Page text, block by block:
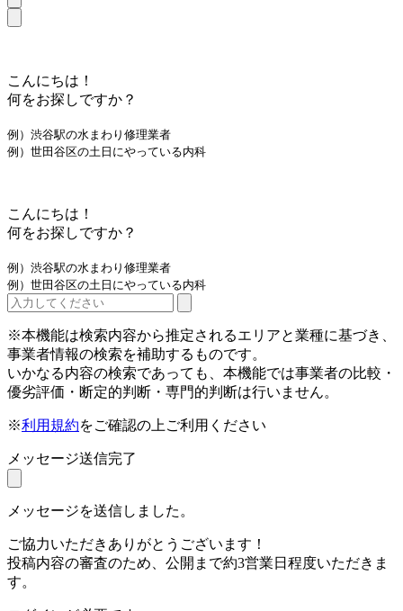
こんにちは！
何をお探しですか？
例）渋谷駅の水まわり修理業者
例）世田谷区の土日にやっている内科
こんにちは！
何をお探しですか？
例）渋谷駅の水まわり修理業者
例）世田谷区の土日にやっている内科
※本機能は検索内容から推定されるエリアと業種に基づき、
事業者情報の検索を補助するものです。
いかなる内容の検索であっても、本機能では事業者の比較・
優劣評価・断定的判断・専門的判断は行いません。
※利用規約をご確認の上ご利用ください
メッセージ送信完了
メッセージを送信しました。
ご協力いただきありがとうございます！
投稿内容の審査のため、公開まで約3営業日程度いただきま
す。